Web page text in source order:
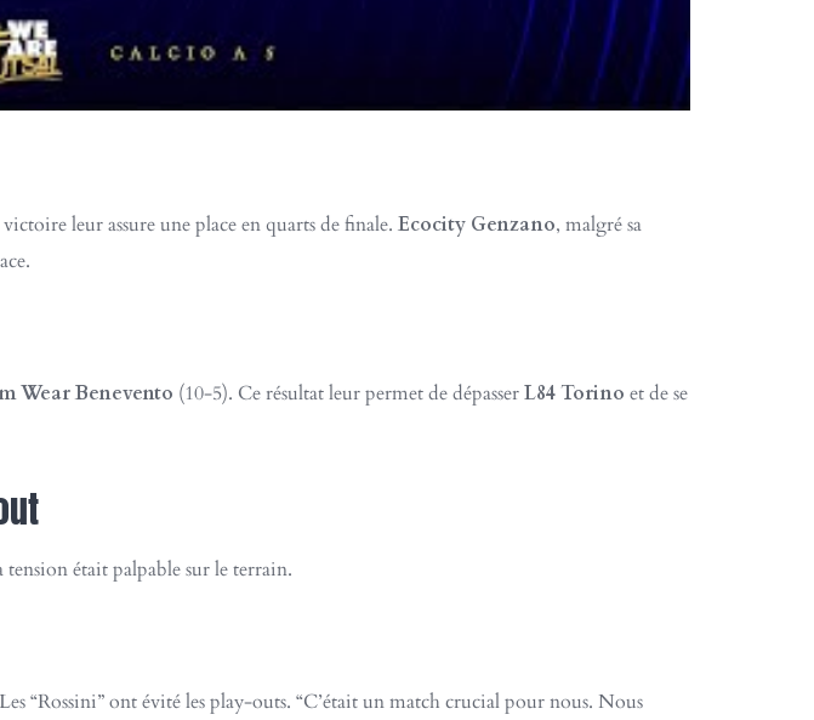
leur assure une place en quarts de finale. Ecocity Genzano, malgré sa
Wear Benevento (10-5). Ce résultat leur permet de dépasserL84 Torino et de se
tension était palpable sur le terrain.
“Rossini” ont évité les play-outs. “C’était un match crucial pour nous. Nous